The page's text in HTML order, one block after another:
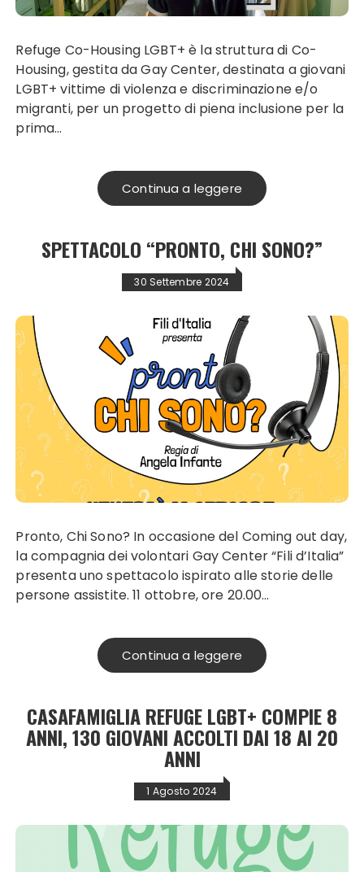
Refuge Co-Housing LGBT+ è la struttura di Co-
Housing, gestita da Gay Center, destinata a giovani
LGBT+ vittime di violenza e discriminazione e/o
migranti, per un progetto di piena inclusione per la
prima…
Continua a leggere
SPETTACOLO “PRONTO, CHI SONO?”
30 Settembre 2024
Pronto, Chi Sono? In occasione del Coming out day,
la compagnia dei volontari Gay Center “Fili d’Italia”
presenta uno spettacolo ispirato alle storie delle
persone assistite. 11 ottobre, ore 20.00…
Continua a leggere
CASAFAMIGLIA REFUGE LGBT+ COMPIE 8
ANNI, 130 GIOVANI ACCOLTI DAI 18 AI 20
ANNI
1 Agosto 2024